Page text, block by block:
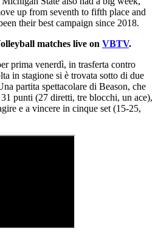
up from seventh to fifth place and
their best campaign since 2018.
matches live on VBTV.
prima venerdì, in trasferta contro
in stagione si è trovata sotto di due
partita spettacolare di Beason, che
punti (27 diretti, tre blocchi, un ace),
e a vincere in cinque set (15-25,